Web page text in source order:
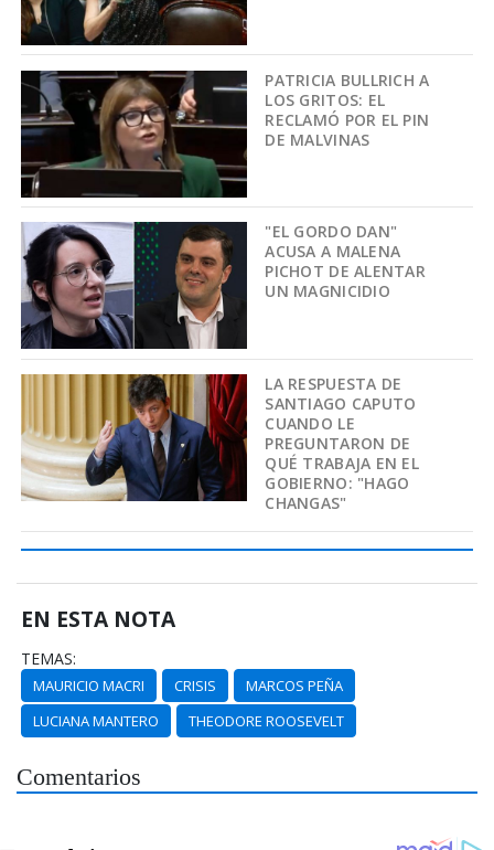
PATRICIA BULLRICH A
LOS GRITOS: EL
RECLAMÓ POR EL PIN
DE MALVINAS
"EL GORDO DAN"
ACUSA A MALENA
PICHOT DE ALENTAR
UN MAGNICIDIO
LA RESPUESTA DE
SANTIAGO CAPUTO
CUANDO LE
PREGUNTARON DE
QUÉ TRABAJA EN EL
GOBIERNO: "HAGO
CHANGAS"
EN ESTA NOTA
TEMAS:
MAURICIO MACRI CRISIS
MARCOS PEÑA
LUCIANA MANTERO
THEODORE ROOSEVELT
Comentarios